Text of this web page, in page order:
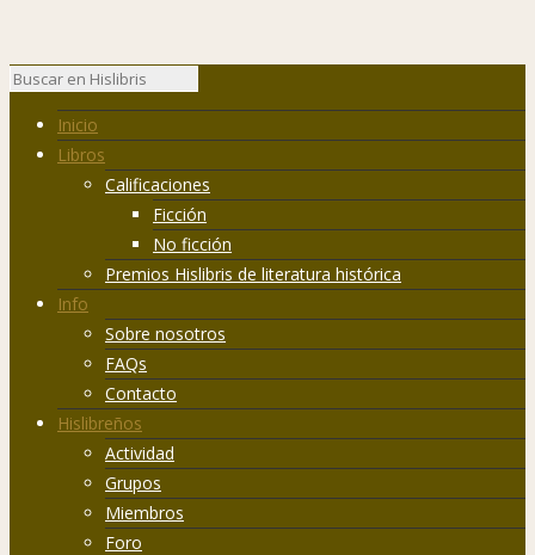
Inicio
Libros
Calificaciones
Ficción
No ficción
Premios Hislibris de literatura histórica
Info
Sobre nosotros
FAQs
Contacto
Hislibreños
Actividad
Grupos
Miembros
Foro